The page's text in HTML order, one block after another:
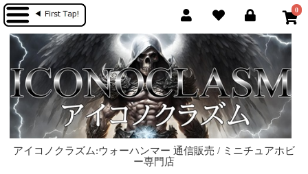
0
アイコノクラズム:ウォーハンマー 通信販売 / ミニチュアホビ
ー専門店